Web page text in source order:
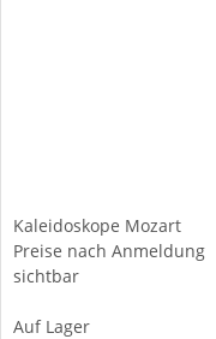
Kaleidoskope Mozart
Preise nach Anmeldung
sichtbar
Auf Lager